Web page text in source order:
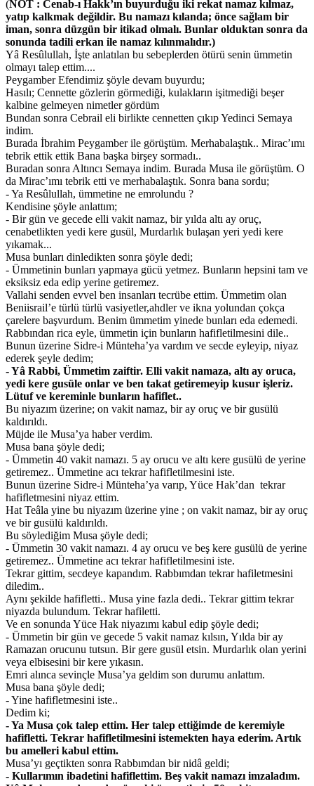
(NOT : Cenab-ı Hakk’ın buyurduğu iki rekat namaz kılmaz,
yatıp kalkmak değildir. Bu namazı kılanda; önce sağlam bir
iman, sonra düzgün bir itikad olmalı. Bunlar olduktan sonra da
sonunda tadili erkan ile namaz kılınmalıdır.)
Yâ Resûlullah, İşte anlatılan bu sebeplerden ötürü senin ümmetin
olmayı talep ettim....
Peygamber Efendimiz şöyle devam buyurdu;
Hasılı; Cennette gözlerin görmediği, kulakların işitmediği beşer
kalbine gelmeyen nimetler gördüm
Bundan sonra Cebrail eli birlikte cennetten çıkıp Yedinci Semaya
indim.
Burada İbrahim Peygamber ile görüştüm. Merhabalaştık.. Mirac’ımı
tebrik ettik ettik Bana başka birşey sormadı..
Buradan sonra Altıncı Semaya indim. Burada Musa ile görüştüm. O
da Mirac’ımı tebrik etti ve merhabalaştık. Sonra bana sordu;
- Ya Resûlullah, ümmetine ne emrolundu ?
Kendisine şöyle anlattım;
- Bir gün ve gecede elli vakit namaz, bir yılda altı ay oruç,
cenabetlikten yedi kere gusül, Murdarlık bulaşan yeri yedi kere
yıkamak...
Musa bunları dinledikten sonra şöyle dedi;
- Ümmetinin bunları yapmaya gücü yetmez. Bunların hepsini tam ve
eksiksiz eda edip yerine getiremez.
Vallahi senden evvel ben insanları tecrübe ettim. Ümmetim olan
Beniisrail’e türlü türlü vasiyetler,ahdler ve ikna yolundan çokça
çarelere başvurdum. Benim ümmetim yinede bunları eda edemedi.
Rabbından rica eyle, ümmetin için bunların hafifletilmesini dile..
Bunun üzerine Sidre-i Münteha’ya vardım ve secde eyleyip, niyaz
ederek şeyle dedim;
- Yâ Rabbi, Ümmetim zaiftir. Elli vakit namaza, altı ay oruca,
yedi kere gusüle onlar ve ben takat getiremeyip kusur işleriz.
Lütuf ve kereminle bunların hafiflet..
Bu niyazım üzerine; on vakit namaz, bir ay oruç ve bir gusülü
kaldırıldı.
Müjde ile Musa’ya haber verdim.
Musa bana şöyle dedi;
- Ümmetin 40 vakit namazı. 5 ay orucu ve altı kere gusülü de yerine
getiremez.. Ümmetine acı tekrar hafifletilmesini iste.
Bunun üzerine Sidre-i Münteha’ya varıp, Yüce Hak’dan tekrar
hafifletmesini niyaz ettim.
Hat Teâla yine bu niyazım üzerine yine ; on vakit namaz, bir ay oruç
ve bir gusülü kaldırıldı.
Bu söylediğim Musa şöyle dedi;
- Ümmetin 30 vakit namazı. 4 ay orucu ve beş kere gusülü de yerine
getiremez.. Ümmetine acı tekrar hafifletilmesini iste.
Tekrar gittim, secdeye kapandım. Rabbımdan tekrar hafiletmesini
diledim..
Aynı şekilde hafifletti.. Musa yine fazla dedi.. Tekrar gittim tekrar
niyazda bulundum. Tekrar hafiletti.
Ve en sonunda Yüce Hak niyazımı kabul edip şöyle dedi;
- Ümmetin bir gün ve gecede 5 vakit namaz kılsın, Yılda bir ay
Ramazan orucunu tutsun. Bir gere gusül etsin. Murdarlık olan yerini
veya elbisesini bir kere yıkasın.
Emri alınca sevinçle Musa’ya geldim son durumu anlattım.
Musa bana şöyle dedi;
- Yine hafifletmesini iste..
Dedim ki;
- Ya Musa çok talep ettim. Her talep ettiğimde de keremiyle
hafifletti. Tekrar hafifletilmesini istemekten haya ederim. Artık
bu amelleri kabul ettim.
Musa’yı geçtikten sonra Rabbımdan bir nidâ geldi;
- Kullarımın ibadetini hafiflettim. Beş vakit namazı imzaladım.